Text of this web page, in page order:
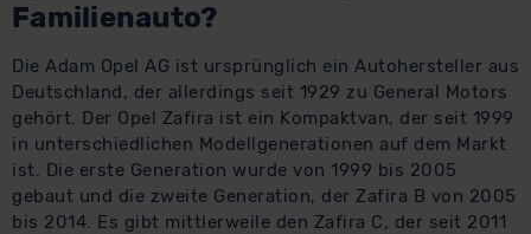
Familienauto?
Die Adam Opel AG ist ursprünglich ein Autohersteller aus
Deutschland, der allerdings seit 1929 zu General Motors
gehört. Der Opel Zafira ist ein Kompaktvan, der seit 1999
in unterschiedlichen Modellgenerationen auf dem Markt
ist. Die erste Generation wurde von 1999 bis 2005
gebaut und die zweite Generation, der Zafira B von 2005
bis 2014. Es gibt mittlerweile den Zafira C, der seit 2011